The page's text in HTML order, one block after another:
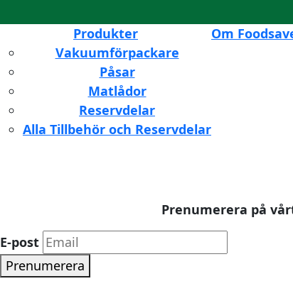
Produkter
Vakuumförpackare
Påsar
Matlådor
Reservdelar
Alla Tillbehör och Reservdelar
Om
Prenumerera på
E-post
Prenumerera